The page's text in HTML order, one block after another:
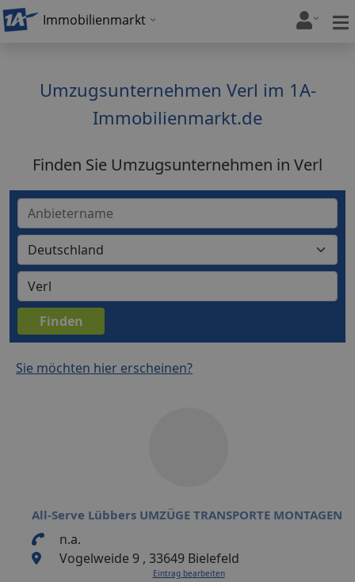
Immobilienmarkt
Umzugsunternehmen Verl im 1A-
Immobilienmarkt.de
Finden Sie Umzugsunternehmen in Verl
Sie möchten hier erscheinen?
All-Serve Lübbers UMZÜGE TRANSPORTE MONTAGEN
n.a.
Vogelweide 9 , 33649 Bielefeld
Eintrag bearbeiten